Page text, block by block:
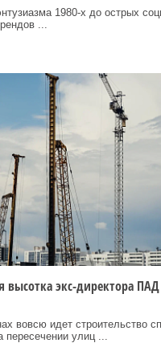
1980‑х до острых
...
высотка экс-директора
вовсю идет строительство
пересечении улиц ...